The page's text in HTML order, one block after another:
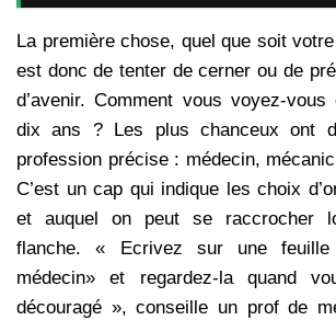
La première chose, quel que soit votre
est donc de tenter de cerner ou de
d’avenir. Comment vous voyez-
dix ans ? Les plus chanceux ont
profession précise : médecin,
C’est un cap qui indique les choix
et auquel on peut se raccrocher
flanche. « Ecrivez sur une
médecin» et regardez-la quand
découragé », conseille un prof de